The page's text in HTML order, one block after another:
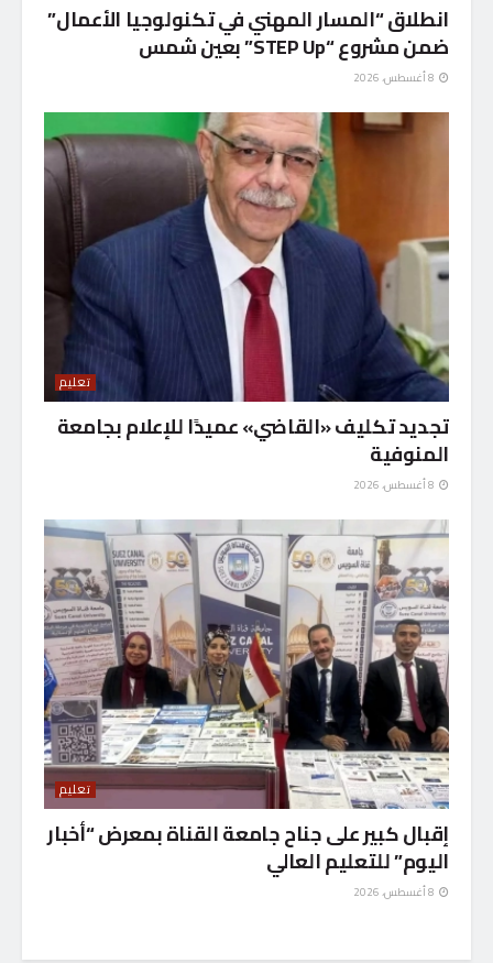
انطلاق “المسار المهني في تكنولوجيا الأعمال”
ضمن مشروع “STEP Up” بعين شمس
تعليم
تجديد تكليف «القاضي» عميدًا للإعلام بجامعة
المنوفية
تعليم
إقبال كبير على جناح جامعة القناة بمعرض “أخبار
اليوم” للتعليم العالي